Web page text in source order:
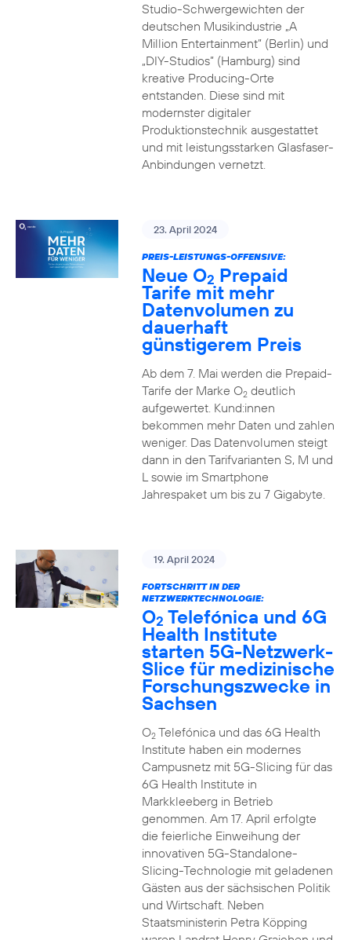
Studio-Schwergewichten der
deutschen Musikindustrie „A
Million Entertainment” (Berlin) und
„DIY-Studios” (Hamburg) sind
kreative Producing-Orte
entstanden. Diese sind mit
modernster digitaler
Produktionstechnik ausgestattet
und mit leistungsstarken Glasfaser-
Anbindungen vernetzt.
23. April 2024
PREIS-LEISTUNGS-OFFENSIVE:
Neue O2 Prepaid
Tarife mit mehr
Datenvolumen zu
dauerhaft
günstigerem Preis
Ab dem 7. Mai werden die Prepaid-
Tarife der Marke O2deutlich
aufgewertet. Kund:innen
bekommen mehr Daten und zahlen
weniger. Das Datenvolumen steigt
dann in den Tarifvarianten S, M und
L sowie im Smartphone
Jahrespaket um bis zu 7 Gigabyte.
19. April 2024
FORTSCHRITT IN DER
NETZWERKTECHNOLOGIE:
O2 Telefónica und 6G
Health Institute
starten 5G-Netzwerk-
Slice für medizinische
Forschungszwecke in
Sachsen
O2Telefónica und das 6G Health
Institute haben ein modernes
Campusnetz mit 5G-Slicing für das
6G Health Institute in
Markkleeberg in Betrieb
genommen. Am 17. April erfolgte
die feierliche Einweihung der
innovativen 5G-Standalone-
Slicing-Technologie mit geladenen
Gästen aus der sächsischen Politik
und Wirtschaft. Neben
Staatsministerin Petra Köpping